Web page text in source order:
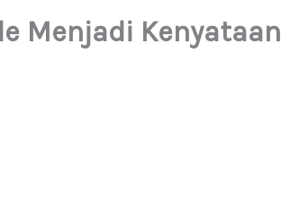
Menjadi Kenyataan